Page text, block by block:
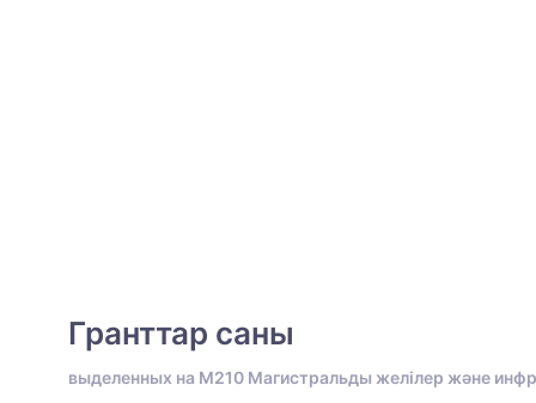
Гранттар саны
выделенных на M210 Магистральды желілер және